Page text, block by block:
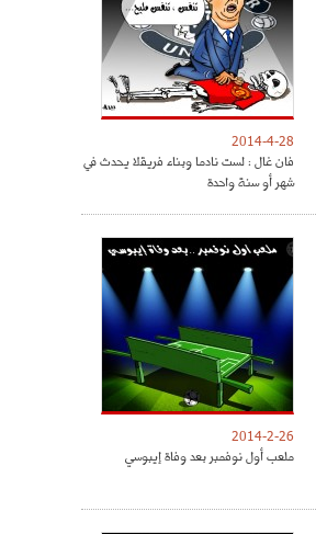
2014-4-28
فان غال : لست نادما وبناء فريقلا يحدث في
شهر أو سنة واحدة
2014-2-26
ملعب أول نوفمبر بعد وفاة إيبوسي